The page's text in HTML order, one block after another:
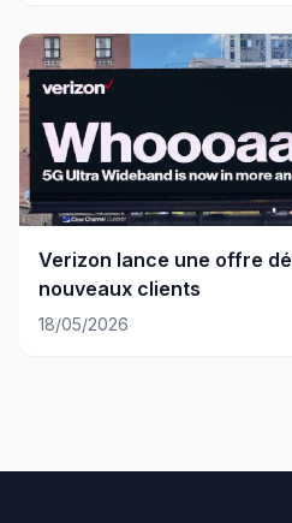
Verizon lance une offre
nouveaux clients
18/05/2026